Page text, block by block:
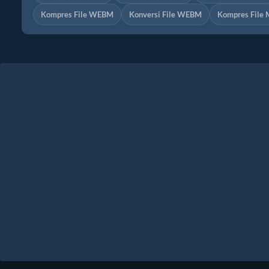
Kompres File WEBM Konversi File WEBM Kompres File